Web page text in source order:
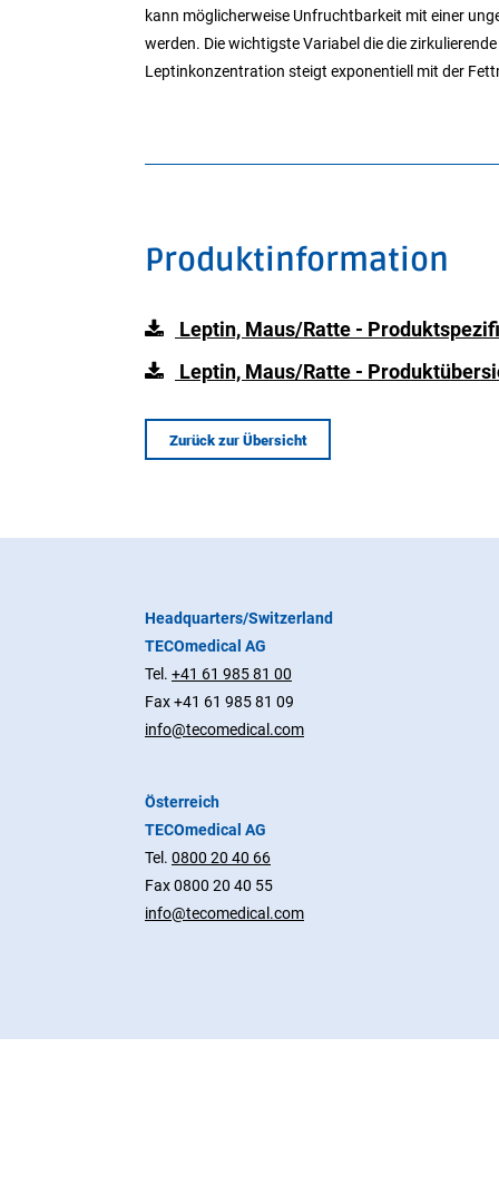
kann möglicherweise Unfruchtbarkeit mit einer
werden. Die wichtigste Variabel die die
Leptinkonzentration steigt exponentiell mit der
Produktinformation
Leptin, Maus/Ratte -
Leptin, Maus/Ratte -
Zurück zur Übersicht
Headquarters/Switzerland
TECOmedical AG
Tel. +41 61 985 81 00
Fax +41 61 985 81 09
info@tecomedical.com
Österreich
TECOmedical AG
Tel. 0800 20 40 66
Fax 0800 20 40 55
info@tecomedical.com